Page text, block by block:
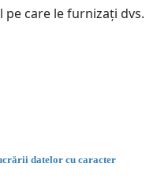
pe care le furnizați dvs.
datelor cu caracter